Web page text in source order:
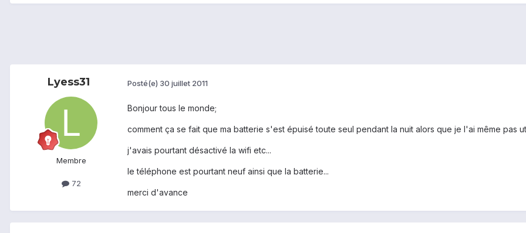
Lyess31
Membre
72
Posté(e) 30 juillet 2011
Bonjour tous le monde;
comment ça se fait que ma batterie s'est épuisé toute seul pendant la nuit alors que je l'ai même pas
j'avais pourtant désactivé la wifi etc...
le téléphone est pourtant neuf ainsi que la batterie...
merci d'avance